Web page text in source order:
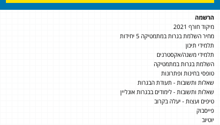
הרשמה
מיקוד חורף 2021
מחיר השלמת בגרות במתמטיקה 5 יחידות
תלמידי תיכון
תלמידי משנה/אקסטרנים
השלמת בגרות במתמטיקה
טופסי בחינות ופתרונות
שאלות ותשובות - תעודת הבגרות
שאלות ותשובות - לימודים בבגרות אונליין
טיפים ועצות - יעלה בקרוב
פייסבוק
יוטיוב